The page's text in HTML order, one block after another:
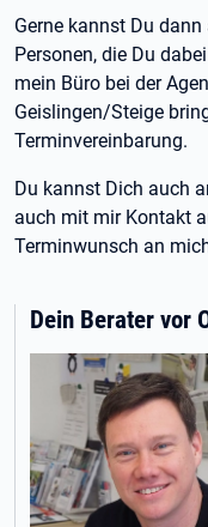
Gerne kannst Du
Personen, die Du
mein Büro bei der
Geislingen/Steige
Terminvereinbarung.
Du kannst Dich auch
auch mit mir Kontakt
Terminwunsch an
Dein Berater vor